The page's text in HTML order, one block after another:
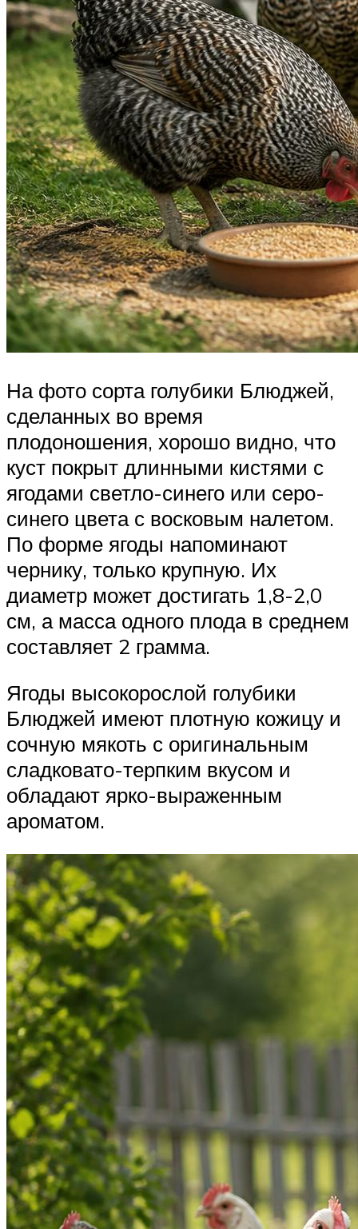
На фото сорта голубики Блюджей,
сделанных во время
плодоношения, хорошо видно, что
куст покрыт длинными кистями с
ягодами светло-синего или серо-
синего цвета с восковым налетом.
По форме ягоды напоминают
чернику, только крупную. Их
диаметр может достигать 1,8-2,0
см, а масса одного плода в среднем
составляет 2 грамма.
Ягоды высокорослой голубики
Блюджей имеют плотную кожицу и
сочную мякоть с оригинальным
сладковато-терпким вкусом и
обладают ярко-выраженным
ароматом.